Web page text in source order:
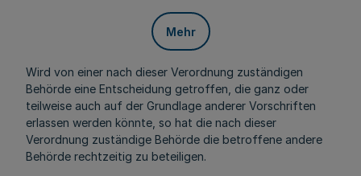
Mehr
Wird von einer nach dieser Verordnung zuständigen
Behörde eine Entscheidung getroffen, die ganz oder
teilweise auch auf der Grundlage anderer Vorschriften
erlassen werden könnte, so hat die nach dieser
Verordnung zuständige Behörde die betroffene andere
Behörde rechtzeitig zu beteiligen.